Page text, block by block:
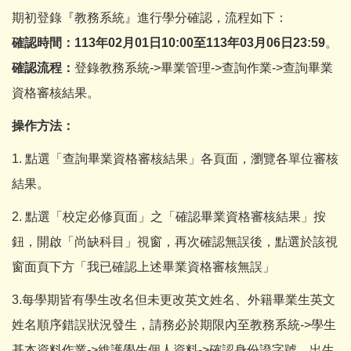
期初登錄『教務系統』進行學分確認，流程如下：
確認時間： 113年02月 01 日 10:00至113年03月 06 日 23:59。
確認流程： 登錄教務系統->畢業管理->查詢作業->查詢畢業
資格審核結果。
操作方法：
1. 點選「查詢畢業資格審核結果」各頁面，瀏覽各單位審核
結果。
2. 點選「校定必修頁面」之「確認畢業資格審核結果」按
鈕，開啟「尚缺科目」視窗，再次確認無誤後，點選於該視
窗面頁下方「我已確認上述畢業資格審核無誤」
3.每學期皆有學生改名但未更改英文姓名、外籍畢業生英文
姓名順序錯誤狀況發生，請務必於期限內至教務系統->學生